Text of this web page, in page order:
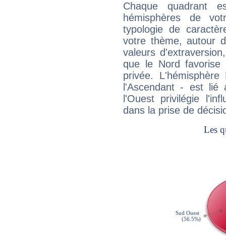
Chaque quadrant
hémisphères de
typologie de
votre thème, autour
valeurs
que le Nord favorise
privée.
l'Ascendant - est
l'Ouest privilégie
dans la prise de